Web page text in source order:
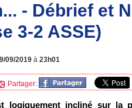
- Débrief et
3-2 ASSE)
09/2019 à 23h01
Partager:
logiquement incliné sur la